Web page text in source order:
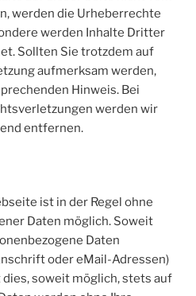
werden die Urheberrechte
werden Inhalte Dritter
Sollten Sie trotzdem auf
aufmerksam werden,
Hinweis. Bei
werden wir
entfernen.
ist in der Regel ohne
Daten möglich. Soweit
Daten
oder eMail-Adressen)
soweit möglich, stets auf